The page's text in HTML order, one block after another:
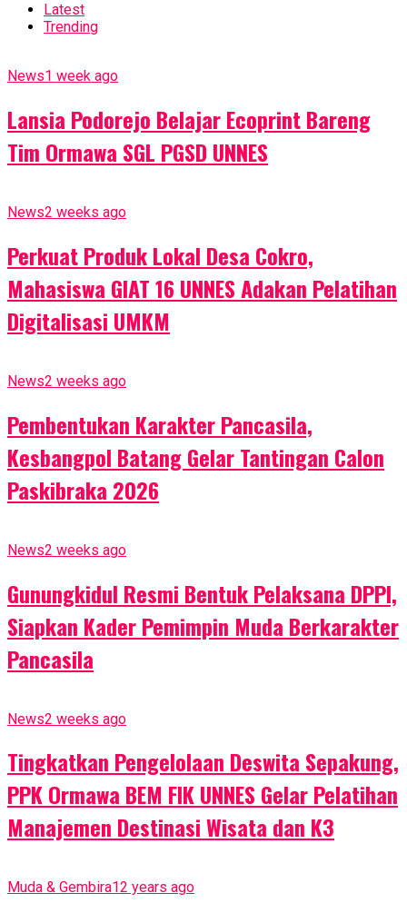
Latest
Trending
News1 week ago
Lansia Podorejo Belajar Ecoprint Bareng
Tim Ormawa SGL PGSD UNNES
News2 weeks ago
Perkuat Produk Lokal Desa Cokro,
Mahasiswa GIAT 16 UNNES Adakan Pelatihan
Digitalisasi UMKM
News2 weeks ago
Pembentukan Karakter Pancasila,
Kesbangpol Batang Gelar Tantingan Calon
Paskibraka 2026
News2 weeks ago
Gunungkidul Resmi Bentuk Pelaksana DPPI,
Siapkan Kader Pemimpin Muda Berkarakter
Pancasila
News2 weeks ago
Tingkatkan Pengelolaan Deswita Sepakung,
PPK Ormawa BEM FIK UNNES Gelar Pelatihan
Manajemen Destinasi Wisata dan K3
Muda & Gembira12 years ago